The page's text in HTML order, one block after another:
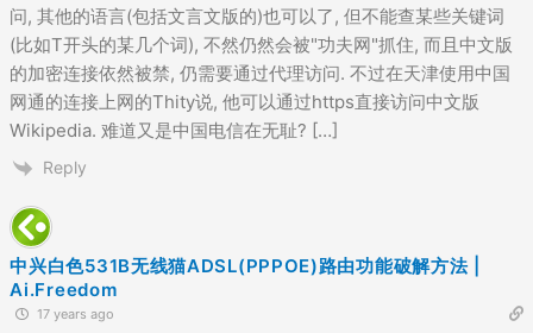
问, 其他的语言(包括文言文版的)也可以了, 但不能查某些关键词
(比如T开头的某几个词), 不然仍然会被"功夫网"抓住, 而且中文版
的加密连接依然被禁, 仍需要通过代理访问. 不过在天津使用中国
网通的连接上网的Thity说, 他可以通过https直接访问中文版
Wikipedia. 难道又是中国电信在无耻? […]
Reply
中兴白色531B无线猫ADSL(PPPOE)路由功能破解方法 |
Ai.Freedom
17 years ago